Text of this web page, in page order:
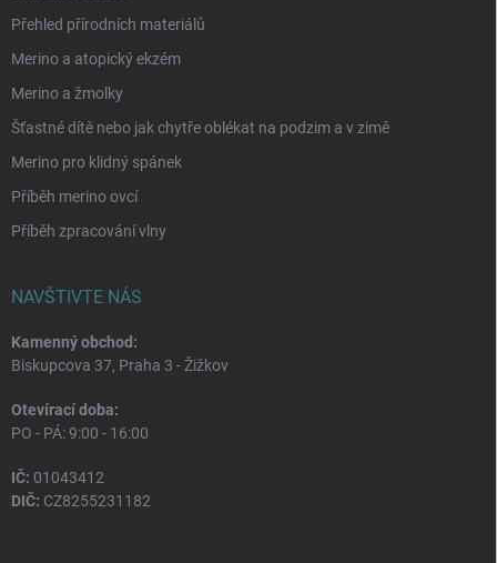
Přehled přírodních materiálů
Merino a atopický ekzém
Merino a žmolky
Šťastné dítě nebo jak chytře oblékat na podzim a v zimě
Merino pro klidný spánek
Příběh merino ovcí
Příběh zpracování vlny
NAVŠTIVTE NÁS
Kamenný obchod:
Biskupcova 37, Praha 3 - Žižkov
Otevírací doba:
PO - PÁ: 9:00 - 16:00
IČ: 01043412
DIČ: CZ8255231182